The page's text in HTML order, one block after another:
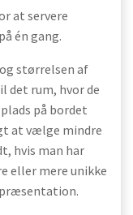
at servere
én gang.
størrelsen af
det rum, hvor de
på bordet
at vælge mindre
hvis man har
eller mere unikke